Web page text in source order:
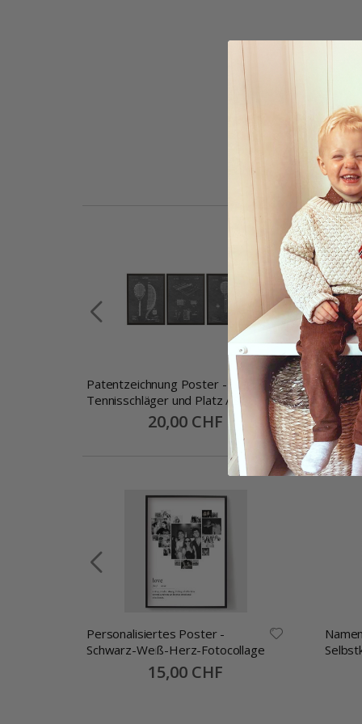
Patentzeichnung Poster -
Tennisschläger und Platz / Set
Special
Price
20,00 CHF
Personalisiertes Poster -
Schwarz-Weiß-Herz-Fotocollage
Special
Price
15,00 CHF